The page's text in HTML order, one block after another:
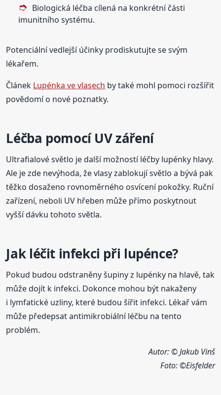
Biologická léčba cílená na konkrétní části
imunitního systému.
Potenciální vedlejší účinky prodiskutujte se svým
lékařem.
Článek Lupénka ve vlasech by také mohl pomoci rozšířit
povědomí o nové poznatky.
Léčba pomocí UV záření
Ultrafialové světlo je další možností léčby lupénky hlavy.
Ale je zde nevýhoda, že vlasy zablokují světlo a bývá pak
těžko dosaženo rovnoměrného osvícení pokožky. Ruční
zařízení, neboli UV hřeben může přímo poskytnout
vyšší dávku tohoto světla.
Jak léčit infekci při lupénce?
Pokud budou odstraněny šupiny z lupénky na hlavě, tak
může dojít k infekci. Dokonce mohou být nakaženy
i lymfatické uzliny, které budou šířit infekci. Lékař vám
může předepsat antimikrobiální léčbu na tento
problém.
Autor: © Jakub Vinš
Foto: ©Eisfelder